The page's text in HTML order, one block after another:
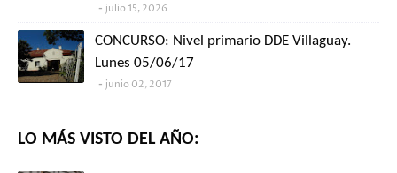
julio 15, 2026
CONCURSO: Nivel primario DDE Villaguay.
Lunes 05/06/17
junio 02, 2017
LO MÁS VISTO DEL AÑO: